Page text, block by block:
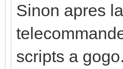
Sinon apres
scripts a